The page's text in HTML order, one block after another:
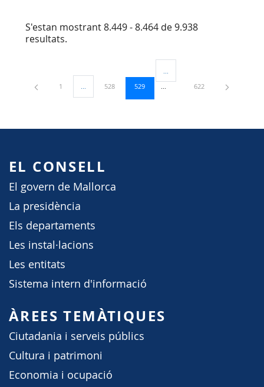
S'estan mostrant 8.449 - 8.464 de 9.938
resultats.
Pàgina
1 ...Pàgines intermèdies Utilitzeu TAB per navegar.
Pàgina
528 Pàgina
529
Pàgines intermèdies Utilitzeu
Pàgina
622
EL CONSELL
El govern de Mallorca
La presidència
Els departaments
Les instal·lacions
Les entitats
Sistema intern d'informació
ÀREES TEMÀTIQUES
Ciutadania i serveis públics
Cultura i patrimoni
Economia i ocupació